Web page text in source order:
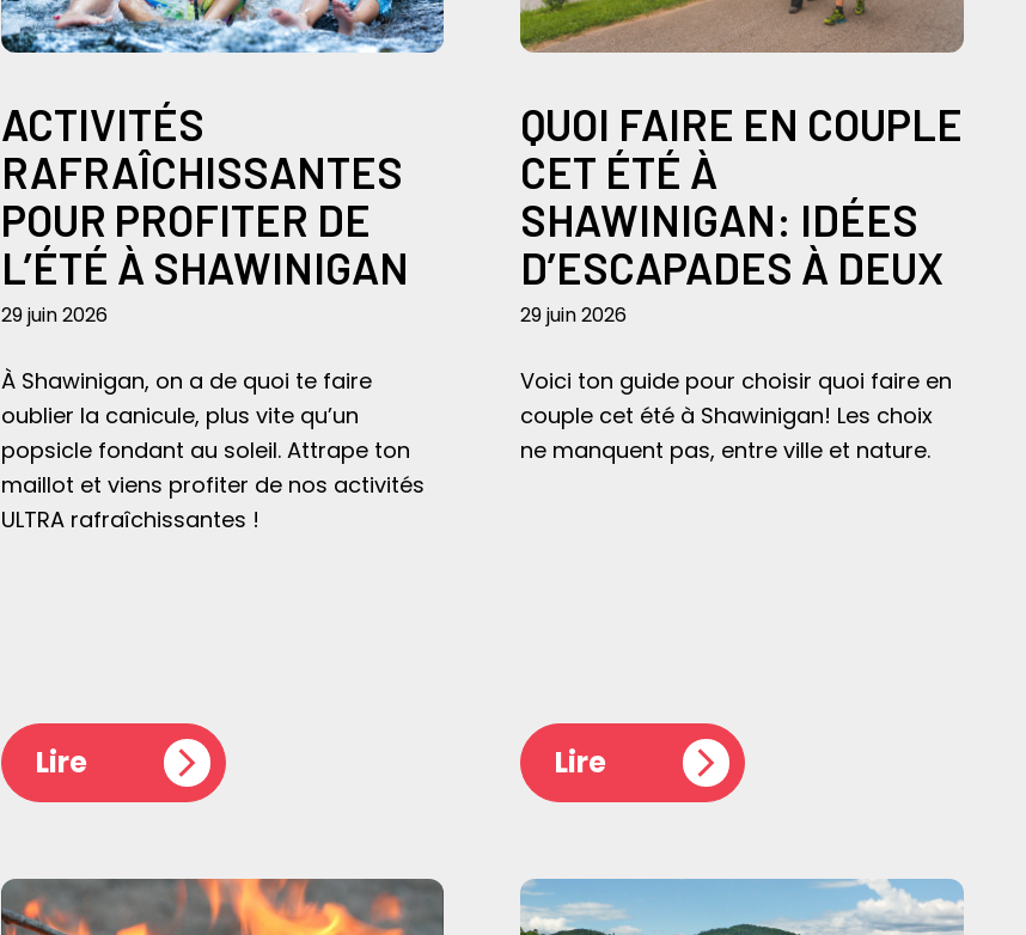
ACTIVITÉS
RAFRAÎCHISSANTES
POUR PROFITER DE
L’ÉTÉ À SHAWINIGAN
29 juin 2026
À Shawinigan, on a de quoi te faire
oublier la canicule, plus vite qu’un
popsicle fondant au soleil. Attrape ton
maillot et viens profiter de nos activités
ULTRA rafraîchissantes !
Lire
QUOI FAIRE EN COUPLE
CET ÉTÉ À
SHAWINIGAN: IDÉES
D’ESCAPADES À DEUX
29 juin 2026
Voici ton guide pour choisir quoi faire en
couple cet été à Shawinigan! Les choix
ne manquent pas, entre ville et nature.
Lire